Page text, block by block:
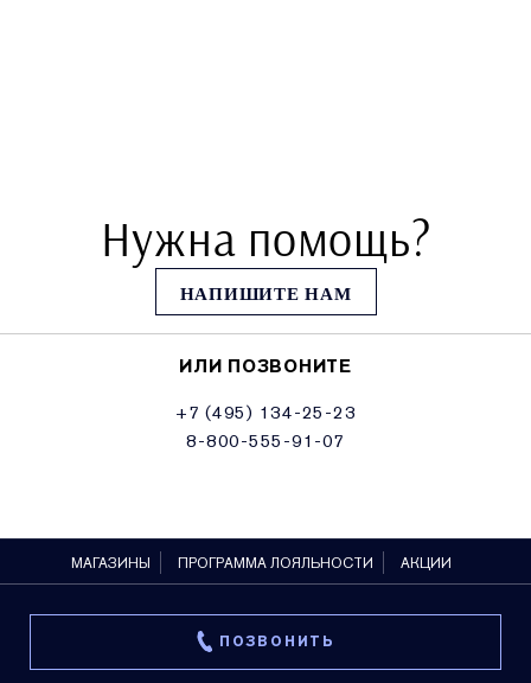
Нужна помощь?
НАПИШИТЕ НАМ
ИЛИ ПОЗВОНИТЕ
+7 (495) 134-25-23
8-800-555-91-07
МАГАЗИНЫ ПРОГРАММА ЛОЯЛЬНОСТИ АКЦИИ
ПОЗВОНИТЬ